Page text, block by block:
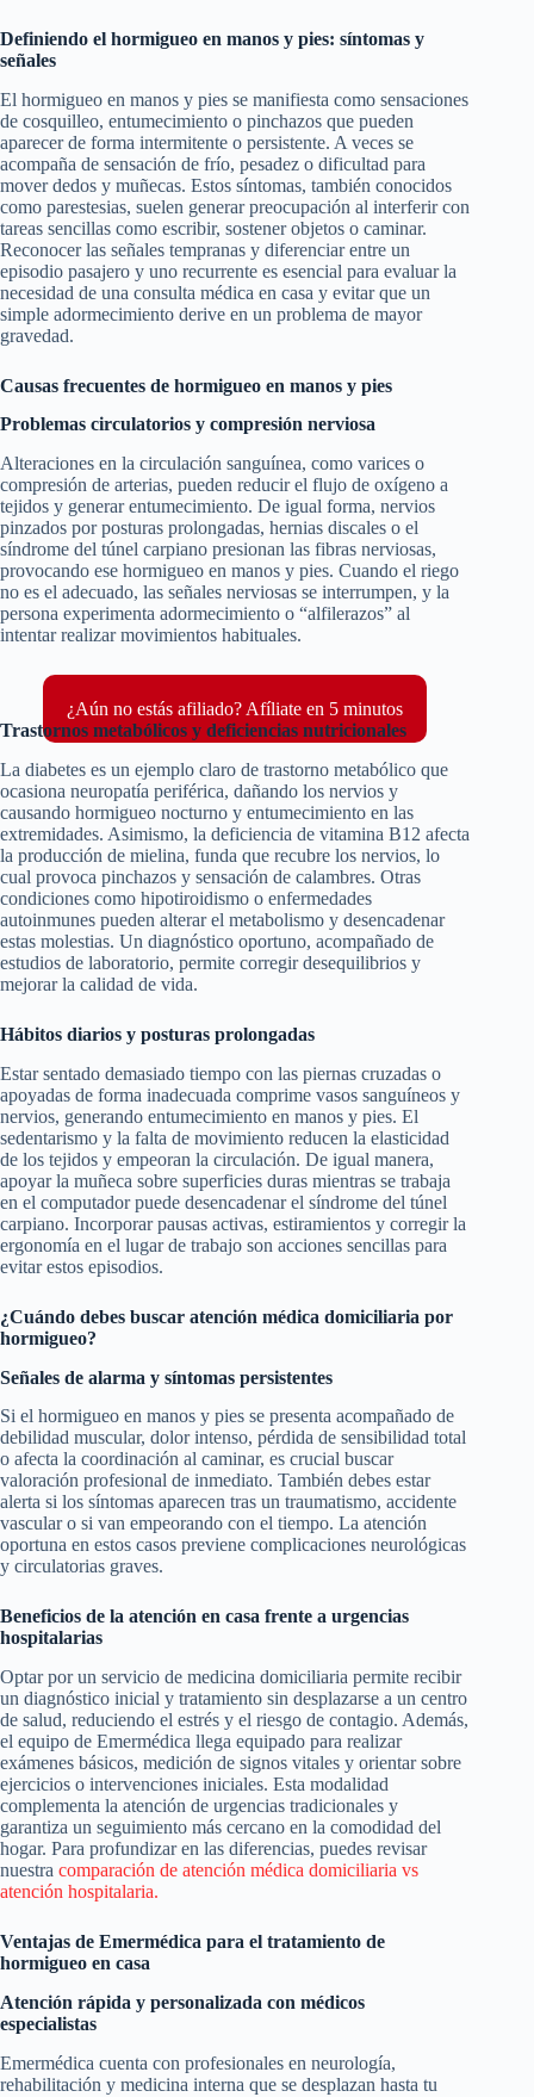
Definiendo el hormigueo en manos y pies: síntomas y
señales
El hormigueo en manos y pies se manifiesta como sensaciones
de cosquilleo, entumecimiento o pinchazos que pueden
aparecer de forma intermitente o persistente. A veces se
acompaña de sensación de frío, pesadez o dificultad para
mover dedos y muñecas. Estos síntomas, también conocidos
como parestesias, suelen generar preocupación al interferir con
tareas sencillas como escribir, sostener objetos o caminar.
Reconocer las señales tempranas y diferenciar entre un
episodio pasajero y uno recurrente es esencial para evaluar la
necesidad de una consulta médica en casa y evitar que un
simple adormecimiento derive en un problema de mayor
gravedad.
Causas frecuentes de hormigueo en manos y pies
Problemas circulatorios y compresión nerviosa
Alteraciones en la circulación sanguínea, como varices o
compresión de arterias, pueden reducir el flujo de oxígeno a
tejidos y generar entumecimiento. De igual forma, nervios
pinzados por posturas prolongadas, hernias discales o el
síndrome del túnel carpiano presionan las fibras nerviosas,
provocando ese hormigueo en manos y pies. Cuando el riego
no es el adecuado, las señales nerviosas se interrumpen, y la
persona experimenta adormecimiento o “alfilerazos” al
intentar realizar movimientos habituales.
¿Aún no estás afiliado? Afíliate en 5 minutos
Trastornos metabólicos y deficiencias nutricionales
La diabetes es un ejemplo claro de trastorno metabólico que
ocasiona neuropatía periférica, dañando los nervios y
causando hormigueo nocturno y entumecimiento en las
extremidades. Asimismo, la deficiencia de vitamina B12 afecta
la producción de mielina, funda que recubre los nervios, lo
cual provoca pinchazos y sensación de calambres. Otras
condiciones como hipotiroidismo o enfermedades
autoinmunes pueden alterar el metabolismo y desencadenar
estas molestias. Un diagnóstico oportuno, acompañado de
estudios de laboratorio, permite corregir desequilibrios y
mejorar la calidad de vida.
Hábitos diarios y posturas prolongadas
Estar sentado demasiado tiempo con las piernas cruzadas o
apoyadas de forma inadecuada comprime vasos sanguíneos y
nervios, generando entumecimiento en manos y pies. El
sedentarismo y la falta de movimiento reducen la elasticidad
de los tejidos y empeoran la circulación. De igual manera,
apoyar la muñeca sobre superficies duras mientras se trabaja
en el computador puede desencadenar el síndrome del túnel
carpiano. Incorporar pausas activas, estiramientos y corregir la
ergonomía en el lugar de trabajo son acciones sencillas para
evitar estos episodios.
¿Cuándo debes buscar atención médica domiciliaria por
hormigueo?
Señales de alarma y síntomas persistentes
Si el hormigueo en manos y pies se presenta acompañado de
debilidad muscular, dolor intenso, pérdida de sensibilidad total
o afecta la coordinación al caminar, es crucial buscar
valoración profesional de inmediato. También debes estar
alerta si los síntomas aparecen tras un traumatismo, accidente
vascular o si van empeorando con el tiempo. La atención
oportuna en estos casos previene complicaciones neurológicas
y circulatorias graves.
Beneficios de la atención en casa frente a urgencias
hospitalarias
Optar por un servicio de medicina domiciliaria permite recibir
un diagnóstico inicial y tratamiento sin desplazarse a un centro
de salud, reduciendo el estrés y el riesgo de contagio. Además,
el equipo de Emermédica llega equipado para realizar
exámenes básicos, medición de signos vitales y orientar sobre
ejercicios o intervenciones iniciales. Esta modalidad
complementa la atención de urgencias tradicionales y
garantiza un seguimiento más cercano en la comodidad del
hogar. Para profundizar en las diferencias, puedes revisar
nuestra comparación de atención médica domiciliaria vs
atención hospitalaria.
Ventajas de Emermédica para el tratamiento de
hormigueo en casa
Atención rápida y personalizada con médicos
especialistas
Emermédica cuenta con profesionales en neurología,
rehabilitación y medicina interna que se desplazan hasta tu